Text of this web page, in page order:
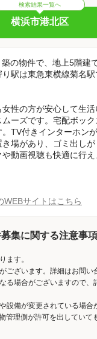
検索結果一覧へ
横浜市港北区
の物件で、地上5階建て
駅は東急東横線菊名
性の方が安心して生
ーズです。宅配ボッ
TV付きインターホン
場があり、ゴミ出しが
動画視聴も快適に行え
サイトはこちら
集に関する注意事項
ます。
ざいます。詳細はお問い
場合がございますので、
備が変更されている場合
理側が許可を出していて